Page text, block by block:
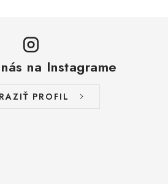
na Instagrame
PROFIL